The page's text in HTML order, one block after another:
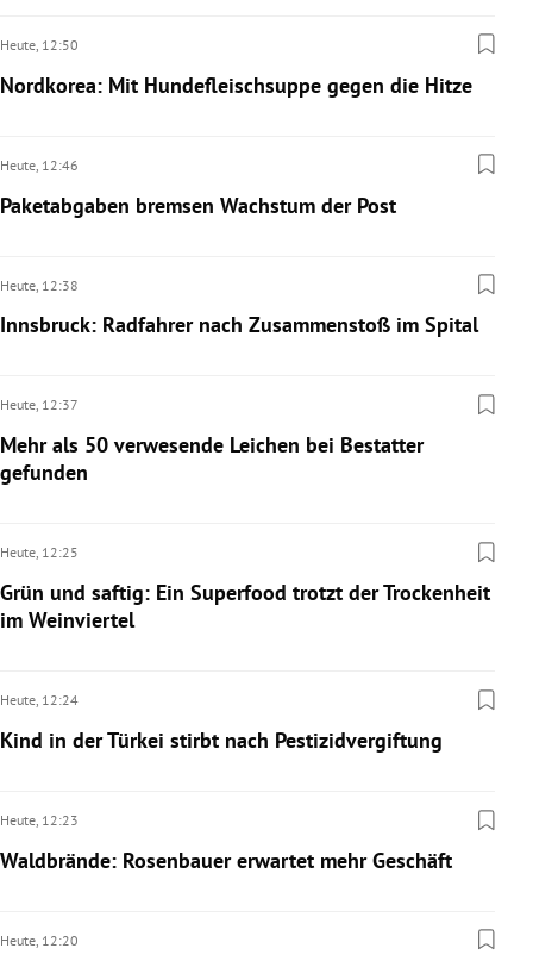
Heute, 12:50
Nordkorea: Mit Hundefleischsuppe gegen die Hitze
Heute, 12:46
Paketabgaben bremsen Wachstum der Post
Heute, 12:38
Innsbruck: Radfahrer nach Zusammenstoß im Spital
Heute, 12:37
Mehr als 50 verwesende Leichen bei Bestatter
gefunden
Heute, 12:25
Grün und saftig: Ein Superfood trotzt der Trockenheit
im Weinviertel
Heute, 12:24
Kind in der Türkei stirbt nach Pestizidvergiftung
Heute, 12:23
Waldbrände: Rosenbauer erwartet mehr Geschäft
Heute, 12:20